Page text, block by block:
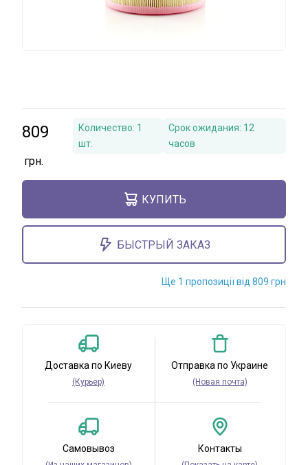
809 Количество: 1
шт.
Срок ожидания: 12
часов
КУПИТЬ
БЫСТРЫЙ ЗАКАЗ
Ще 1 пропозиції від 809 грн
Доставка по Киеву
(Курьер)
Отправка по Украине
(Новая почта)
Самовывоз Контакты